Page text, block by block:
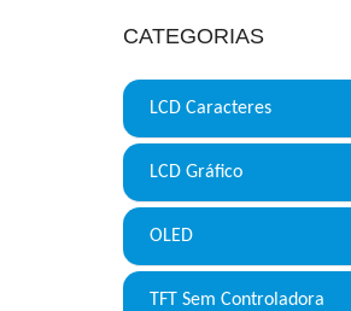
CATEGORIAS
LCD Caracteres
LCD Gráfico
OLED
TFT Sem Controladora